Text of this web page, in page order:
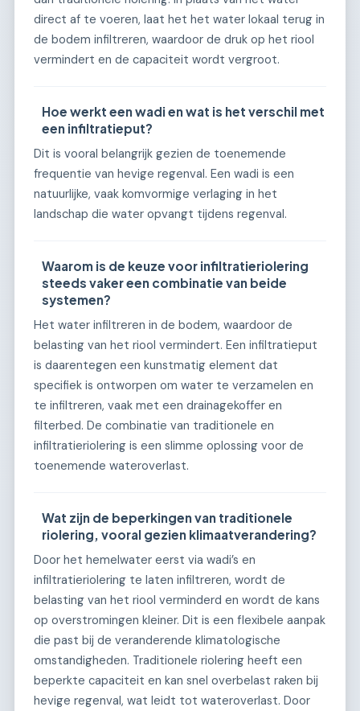
direct af te voeren, laat het het water lokaal terug in
de bodem infiltreren, waardoor de druk op het riool
vermindert en de capaciteit wordt vergroot.
Hoe werkt een wadi en wat is het verschil met
een infiltratieput?
Dit is vooral belangrijk gezien de toenemende
frequentie van hevige regenval. Een wadi is een
natuurlijke, vaak komvormige verlaging in het
landschap die water opvangt tijdens regenval.
Waarom is de keuze voor infiltratieriolering
steeds vaker een combinatie van beide
systemen?
Het water infiltreren in de bodem, waardoor de
belasting van het riool vermindert. Een infiltratieput
is daarentegen een kunstmatig element dat
specifiek is ontworpen om water te verzamelen en
te infiltreren, vaak met een drainagekoffer en
filterbed. De combinatie van traditionele en
infiltratieriolering is een slimme oplossing voor de
toenemende wateroverlast.
Wat zijn de beperkingen van traditionele
riolering, vooral gezien klimaatverandering?
Door het hemelwater eerst via wadi’s en
infiltratieriolering te laten infiltreren, wordt de
belasting van het riool verminderd en wordt de kans
op overstromingen kleiner. Dit is een flexibele aanpak
die past bij de veranderende klimatologische
omstandigheden. Traditionele riolering heeft een
beperkte capaciteit en kan snel overbelast raken bij
hevige regenval, wat leidt tot wateroverlast. Door